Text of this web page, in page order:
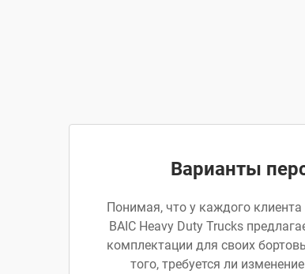
Варианты
Понимая, что у каждого
BAIC Heavy Duty Trucks
комплектации для своих
того, требуется ли